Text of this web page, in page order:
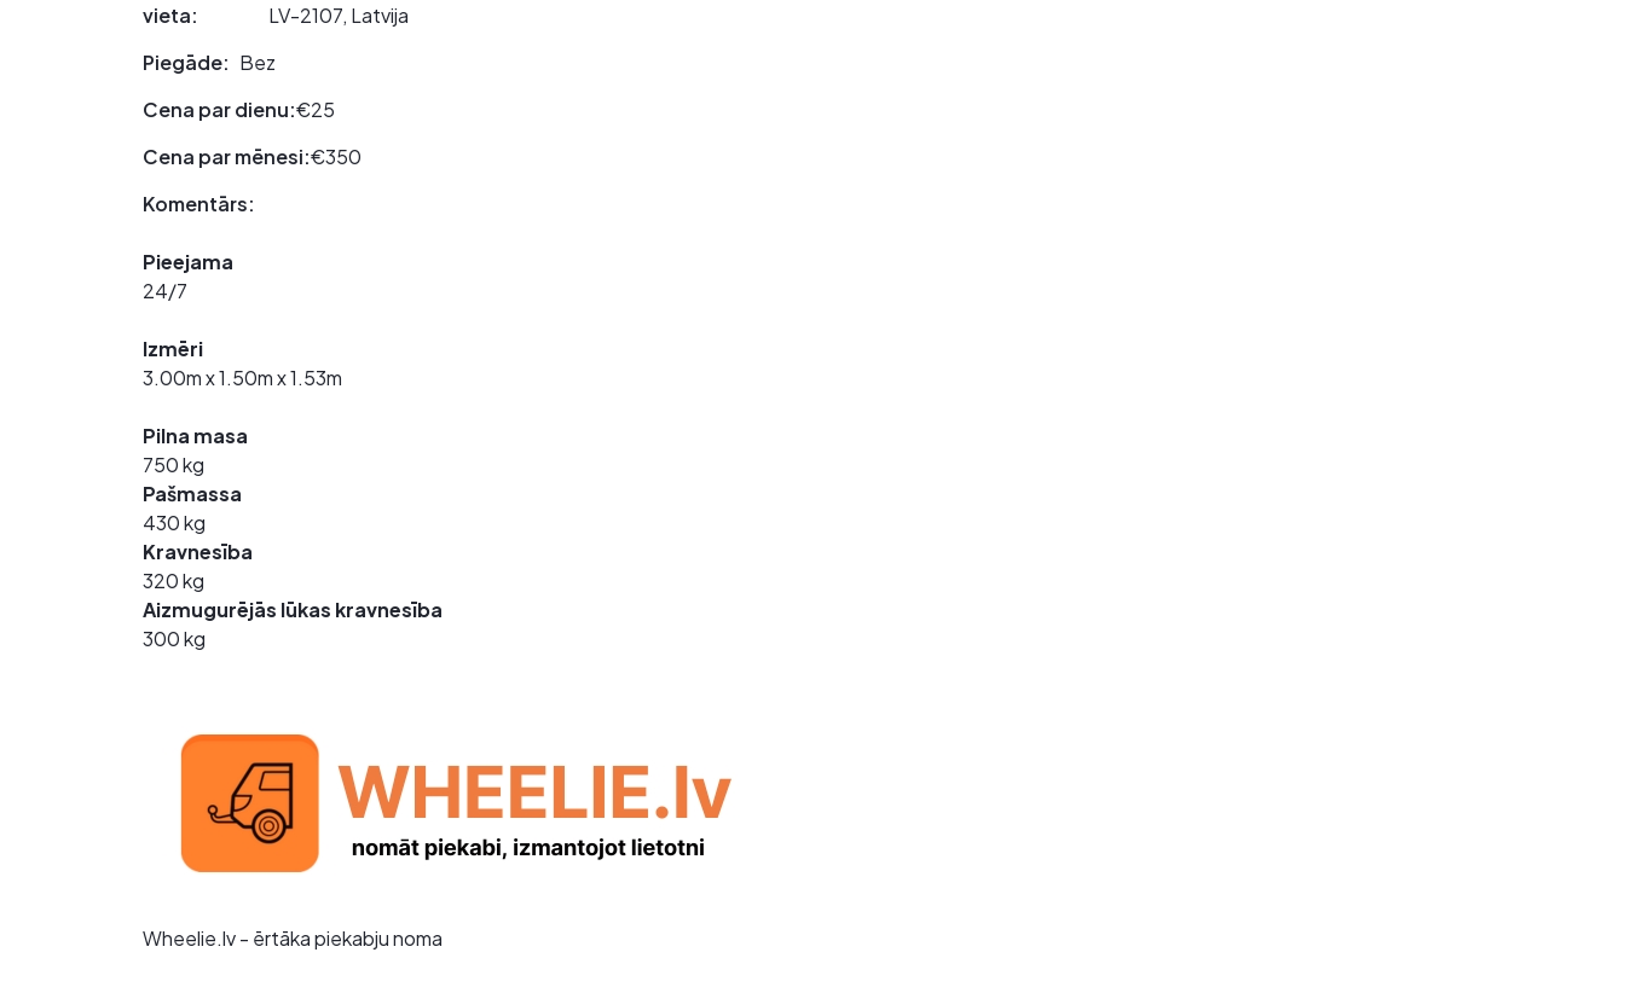
vieta:
LV-2107, Latvija
Piegāde: Bez
Cena par dienu:€25
Cena par mēnesi:€350
Komentārs:
Pieejama
24/7
Izmēri
3.00m x 1.50m x 1.53m
Pilna masa
750 kg
Pašmassa
430 kg
Kravnesība
320 kg
Aizmugurējās lūkas kravnesība
300 kg
Wheelie.lv - ērtāka piekabju noma